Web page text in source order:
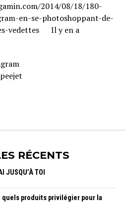
2014/08/18/180-
en-se-photoshoppant-de-
vedettes Il y en a
RÉCENTS
TOI
quels produits privilégier pour la